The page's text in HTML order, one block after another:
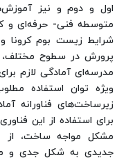
اول و دوم و نیز
متوسطه فنی- حرفه‌ای و
شرایط زیست بوم کرونا
پرورش در سطوح مختلف،
مدرسه‌ای آمادگی لازم
ویژه توان استفاده
زیرساخت‌های فناورانه
برای استفاده از این
مشکل مواجه ساخت، از
جدیدی به شکل جدی و